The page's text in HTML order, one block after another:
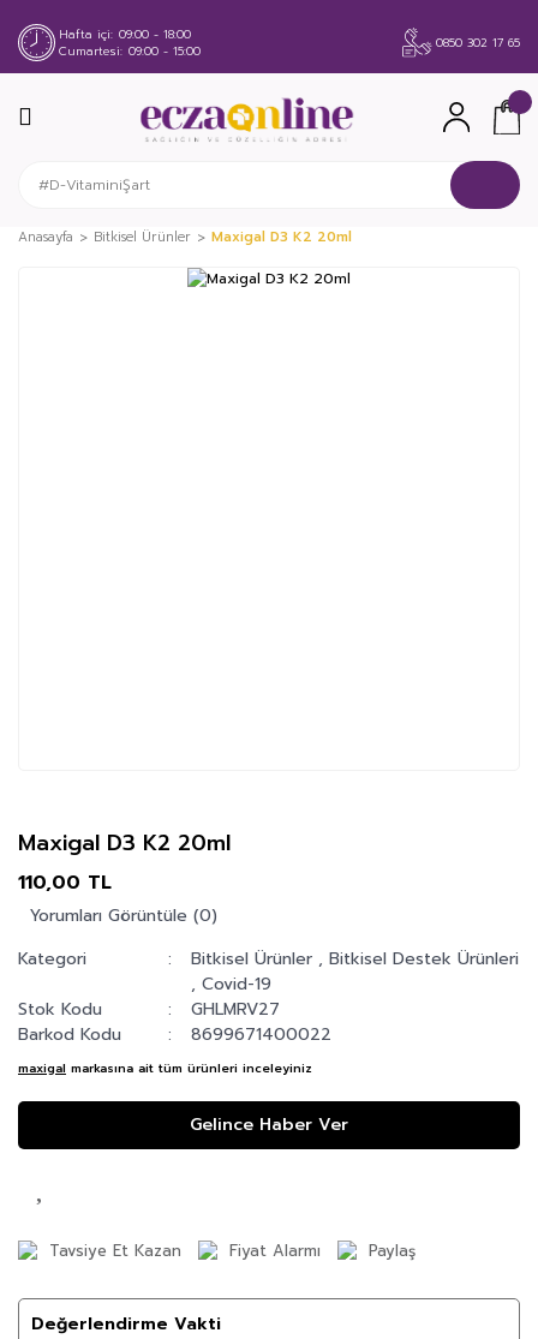
Hafta içi 09:00 - 18:00
Cumartesi 09:00 - 15:00 0850 302 17 65
Anasayfa Bitkisel Ürünler Maxigal D3 K2 20ml
Maxigal D3 K2 20ml
110,00 TL
Yorumları Görüntüle (0)
Kategori
Bitkisel Ürünler ,Bitkisel Destek Ürünleri
,Covid-19
Stok Kodu
GHLMRV27
Barkod Kodu
8699671400022
maxigal markasına ait tüm ürünleri inceleyiniz
Gelince Haber Ver
Tavsiye Et Kazan Fiyat Alarmı Paylaş
Değerlendirme Vakti